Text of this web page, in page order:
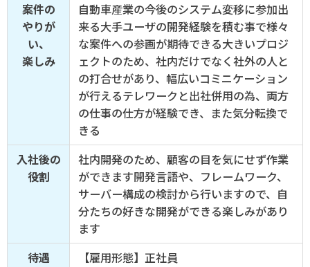
案件の
やりが
い、
楽しみ
自動車産業の今後のシステム変移に参加出
来る大手ユーザの開発経験を積む事で様々
な案件への参画が期待できる大きいプロジ
ェクトのため、社内だけでなく社外の人と
の打合せがあり、幅広いコミニケーション
が行えるテレワークと出社併用の為、両方
の仕事の仕方が経験でき、また気分転換で
きる
入社後の
役割
社内開発のため、顧客の目を気にせず作業
ができます開発言語や、フレームワーク、
サーバー構成の検討から行いますので、自
分たちの好きな開発ができる楽しみがあり
ます
待遇
【雇用形態】正社員